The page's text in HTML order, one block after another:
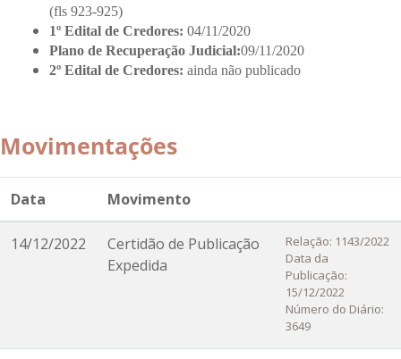
(fls 923-925)
1º Edital de Credores: 04/11/2020
Plano de Recuperação Judicial:09/11/2020
2º Edital de Credores: ainda não publicado
Movimentações
Data Movimento
14/12/2022
Certidão de Publicação
Expedida
Relação: 1143/2022
Data da
Publicação:
15/12/2022
Número do Diário:
3649